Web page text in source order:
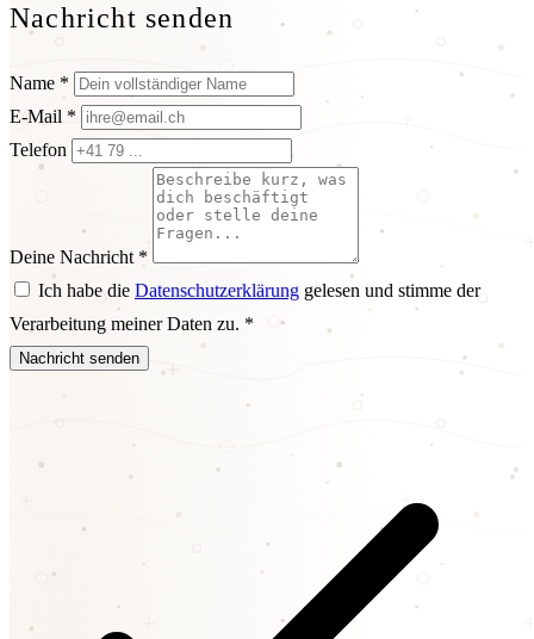
Nachricht senden
Name *
E-Mail *
Telefon
Deine Nachricht *
Ich habe die Datenschutzerklärung gelesen und stimme der
Verarbeitung meiner Daten zu. *
Nachricht senden